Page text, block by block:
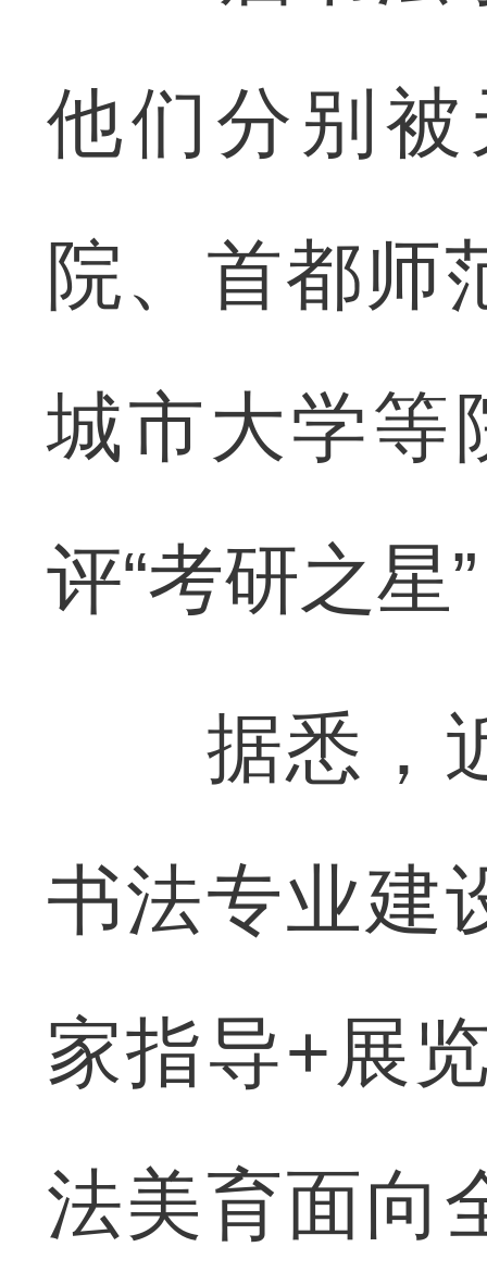
他们分别
院、首都师
城市大学等
评“考研之星
据悉，近
书法专业建
家指导+展
法美育面向